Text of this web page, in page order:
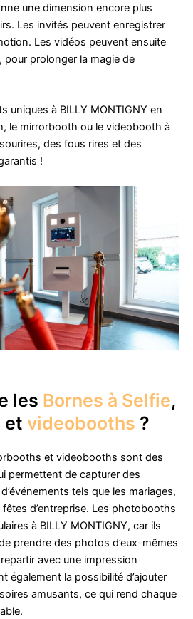
une dimension encore plus
Les invités peuvent enregistrer
Les vidéos peuvent ensuite
pour prolonger la magie de
uniques à BILLY MONTIGNY en
le mirrorbooth ou le videobooth à
des fous rires et des
!
les Bornes à Selfie,
et videobooths ?
et videobooths sont des
permettent de capturer des
tels que les mariages,
d’entreprise. Les photobooths
à BILLY MONTIGNY, car ils
prendre des photos d’eux-mêmes
avec une impression
également la possibilité d’ajouter
amusants, ce qui rend chaque